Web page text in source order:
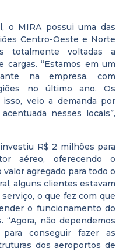
o MIRA possui uma das
Centro-Oeste e Norte
totalmente voltadas a
cargas. “Estamos em um
na empresa, com
no último ano. Os
veio a demanda por
nesses locais”,
R$ 2 milhões para
aéreo, oferecendo o
agregado para todo o
alguns clientes estavam
o que fez com que
o funcionamento do
não dependemos
conseguir fazer as
dos aeroportos de